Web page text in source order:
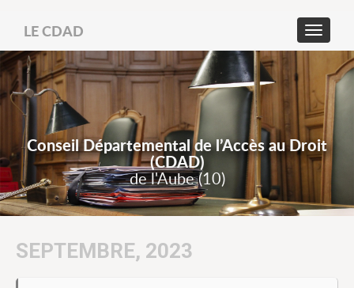
LE CDAD
Conseil Départemental de l’Accès au Droit
(CDAD)
de l'Aube (10)
SEPTEMBRE, 2023